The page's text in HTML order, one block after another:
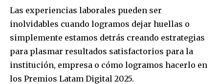
Las experiencias laborales pueden ser
inolvidables cuando logramos dejar huellas o
simplemente estamos detrás creando estrategias
para plasmar resultados satisfactorios para la
institución, empresa o cómo logramos hacerlo en
los Premios Latam Digital 2025.